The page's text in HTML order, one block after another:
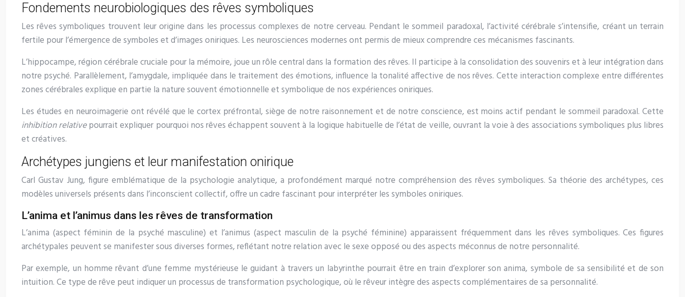
Fondements neurobiologiques des rêves symboliques
Les rêves symboliques trouvent leur origine dans les processus complexes de notre cerveau. Pendant le sommeil paradoxal, l’activité cérébrale s’intensifie, créant un terrain
fertile pour l’émergence de symboles et d’images oniriques. Les neurosciences modernes ont permis de mieux comprendre ces mécanismes fascinants.
L’hippocampe, région cérébrale cruciale pour la mémoire, joue un rôle central dans la formation des rêves. Il participe à la consolidation des souvenirs et à leur intégration dans
notre psyché. Parallèlement, l’amygdale, impliquée dans le traitement des émotions, influence la tonalité affective de nos rêves. Cette interaction complexe entre différentes
zones cérébrales explique en partie la nature souvent émotionnelle et symbolique de nos expériences oniriques.
Les études en neuroimagerie ont révélé que le cortex préfrontal, siège de notre raisonnement et de notre conscience, est moins actif pendant le sommeil paradoxal. Cette
inhibition relativepourrait expliquer pourquoi nos rêves échappent souvent à la logique habituelle de l’état de veille, ouvrant la voie à des associations symboliques plus libres
et créatives.
Archétypes jungiens et leur manifestation onirique
Carl Gustav Jung, figure emblématique de la psychologie analytique, a profondément marqué notre compréhension des rêves symboliques. Sa théorie des archétypes, ces
modèles universels présents dans l’inconscient collectif, offre un cadre fascinant pour interpréter les symboles oniriques.
L’anima et l’animus dans les rêves de transformation
L’anima (aspect féminin de la psyché masculine) et l’animus (aspect masculin de la psyché féminine) apparaissent fréquemment dans les rêves symboliques. Ces figures
archétypales peuvent se manifester sous diverses formes, reflétant notre relation avec le sexe opposé ou des aspects méconnus de notre personnalité.
Par exemple, un homme rêvant d’une femme mystérieuse le guidant à travers un labyrinthe pourrait être en train d’explorer son anima, symbole de sa sensibilité et de son
intuition. Ce type de rêve peut indiquer un processus de transformation psychologique, où le rêveur intègre des aspects complémentaires de sa personnalité.